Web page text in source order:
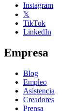
Instagram
𝕏
TikTok
LinkedIn
Empresa
Blog
Empleo
Asistencia
Creadores
Prensa